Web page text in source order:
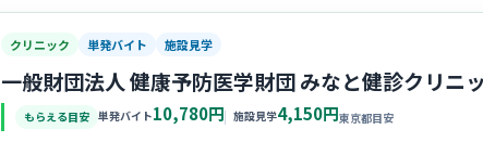
クリニック 単発バイト 施設見学
一般財団法人 健康予防医学財団 みなと健診クリニ
もらえる目安 単発バイト10,780円 施設見学4,150円東京都目安